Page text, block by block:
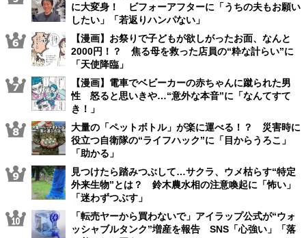
に大変身！ ビフォーアフターに「うちの夫もお願い
したい」「若返りハンパない」
【漫画】お祭りで子どもが欲しがったお面、なんと
2000円！？ 焦る母を救った店員の“粋な計らい”に
「天使降臨」
【漫画】電車でベビーカーの赤ちゃんに蹴られた男
性 怒ると思いきや…“意外な本音”に「なんてすて
き！」
大量の「ペットボトル」が楽に運べる！？ 災害時に
役立つ自衛隊の“ライフハック”に「目からうろこ」
「助かる」
見つけたら踏みつぶして…サクラ、ウメ枯らす“特定
外来生物”とは？ 鈴木農水相の注意喚起に「怖い」
「迷わずつぶす」
「転売ヤーから買わないで」アイラップ公式が“ウォ
ッシャブルタンク”増産を報告 SNS「心強い」「落